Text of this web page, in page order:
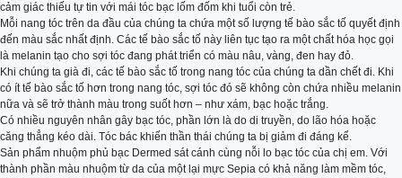
cảm giác thiếu tự tin với mái tóc bạc lốm đốm khi tuổi còn trẻ.
Mỗi nang tóc trên da đầu của chúng ta chứa một số lượng tế bào sắc tố quyết định
đến màu sắc nhất định. Các tế bào sắc tố này liên tục tạo ra một chất hóa học gọi
là melanin tạo cho sợi tóc đang phát triển có màu nâu, vàng, đen hay đỏ.
Khi chúng ta già đi, các tế bào sắc tố trong nang tóc của chúng ta dần chết đi. Khi
có ít tế bào sắc tố hơn trong nang tóc, sợi tóc đó sẽ không còn chứa nhiều melanin
nữa và sẽ trở thành màu trong suốt hơn – như xám, bạc hoặc trắng.
Có nhiều nguyên nhân gây bạc tóc, phần lớn là do di truyền, do lão hóa hoặc
căng thẳng kéo dài. Tóc bác khiến thần thái chúng ta bị giảm đi đáng kể.
Sản phẩm nhuộm phủ bạc Dermed sát cánh cùng nỗi lo bạc tóc của chị em. Với
thành phần màu nhuộm từ da của một lại mực Sepia có khả năng làm mềm tóc,